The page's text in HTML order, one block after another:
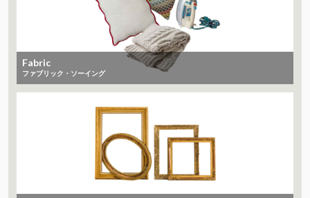
Fabric
ファブリック・ソーイング